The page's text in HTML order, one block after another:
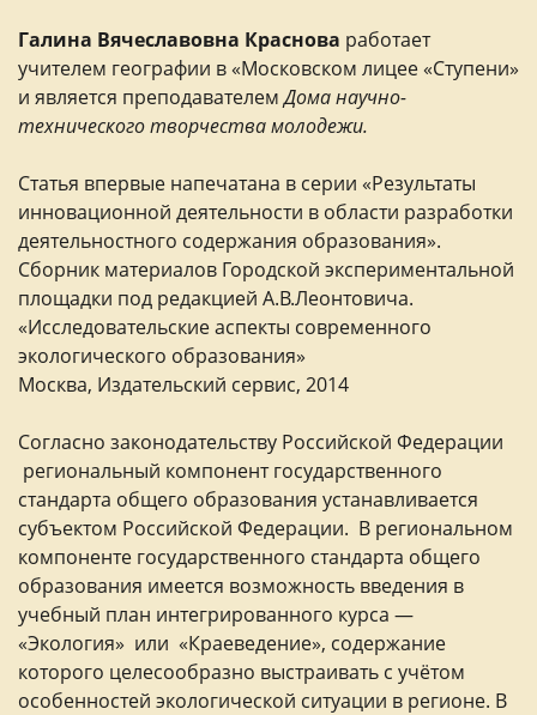
Галина Вячеславовна Краснова работает
учителем географии в «Московском лицее «Ступени»
и является преподавателемДома научно-
технического творчества молодежи.
Статья впервые напечатана в серии «Результаты
инновационной деятельности в области разработки
деятельностного содержания образования».
Сборник материалов Городской экспериментальной
площадки под редакцией А.В.Леонтовича.
«Исследовательские аспекты современного
экологического образования»
Москва, Издательский сервис, 2014
Согласно законодательству Российской Федерации
региональный компонент государственного
стандарта общего образования устанавливается
субъектом Российской Федерации. В региональном
компоненте государственного стандарта общего
образования имеется возможность введения в
учебный план интегрированного курса —
«Экология» или «Краеведение», содержание
которого целесообразно выстраивать с учётом
особенностей экологической ситуации в регионе. В